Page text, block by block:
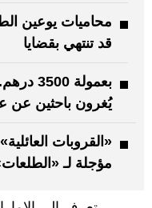
محاميات يوعين
قد تنتهي بقضايا
يُغرون باحثين عن
«القروبات
مؤجلة لـ